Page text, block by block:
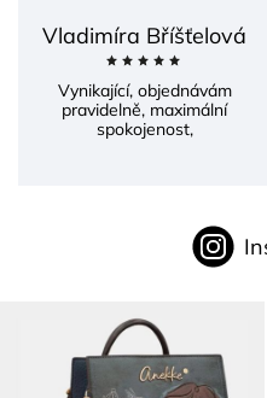
Vladimíra Bříšťelová
Vynikající, objednávám
pravidelně, maximální
spokojenost,